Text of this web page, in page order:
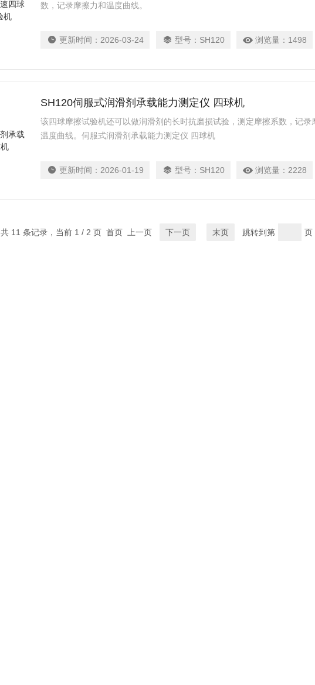
数，记录摩擦力和温度曲线。
更新时间： 2026-03-24 型号： SH120 浏览量： 1498
SH120伺服式润滑剂承载能力测定仪 四球机
该四球摩擦试验机还可以做润滑剂的长时抗磨损试验，测定摩擦系数，记录
温度曲线。伺服式润滑剂承载能力测定仪 四球机
更新时间： 2026-01-19 型号： SH120 浏览量： 2228
共 11 条记录，当前 1 / 2 页 首页 上一页 下一页 末页 跳转到第 页